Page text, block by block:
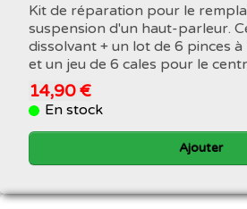
Kit de réparation pour le
suspension d'un haut-parleur.
dissolvant + un lot de 6 pinces
et un jeu de 6 cales pour le
14,90 €
En stock
Ajouter